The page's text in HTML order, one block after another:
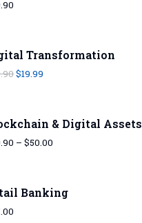
Transformation
$19.99
& Digital Assets
– $50.00
Banking